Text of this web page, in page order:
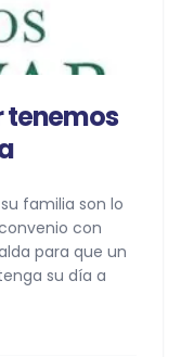
tenemos
familia son lo
con
para que un
su día a